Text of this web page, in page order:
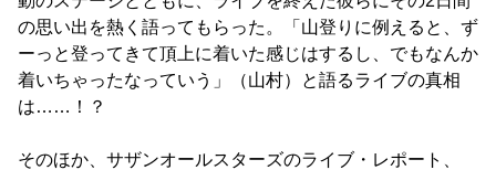
の思い出を熱く語ってもらった。「山登りに例えると、ず
ーっと登ってきて頂上に着いた感じはするし、でもなんか
着いちゃったなっていう」（山村）と語るライブの真相
は……！？
そのほか、サザンオールスターズのライブ・レポート、